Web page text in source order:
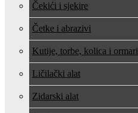
Čekići i sjekire
Četke i abrazivi
Kutije, torbe, kolica i ormari
Ličilački alat
Zidarski alat